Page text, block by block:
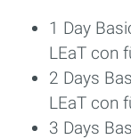
1 Day
LEaT con
2 Days
LEaT con
3 Days